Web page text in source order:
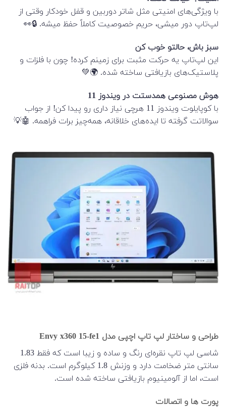
با ویژگی‌های امنیتی مثل شاتر دوربین و قفل خودکار وقتی از
لپ‌تاپ دور میشی، حریم خصوصیت کاملاً حفظ میشه. 🔒👀
سبز باش، حالتو خوب کن
این لپ‌تاپ یه حرکت مثبت برای زمینم کرده! چون با فلزات و
پلاستیک‌های بازیافتی ساخته شده. 🌍💚
هوش مصنوعی همدستت در ویندوز 11
با کوپایلوت ویندوز 11 هرچی نیاز داری رو پیدا کن! از جواب
سوالاتت گرفته تا ایده‌های خلاقانه، همه‌چیز برات فراهمه. 🤖💡
طراحی و ساختار لپ تاپ اچپی مدل Envy x360 15-fe1
شاسی لپ تاپ نقره‌ای رنگ و ساده و زیبا است که فقط 1.83
سانتی متر ضخامت دارد و وزنش 1.8 کیلوگرم است. بدنه فلزی
است، اما از آلومینیوم بازیافتی ساخته شده است.
پورت ها و اتصالات